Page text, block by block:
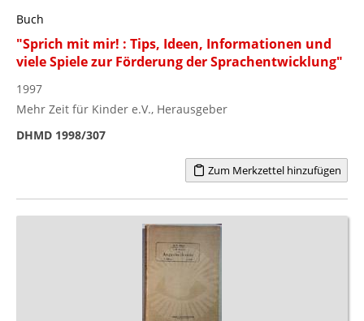
Buch
"Sprich mit mir! : Tips, Ideen, Informationen und
viele Spiele zur Förderung der Sprachentwicklung"
1997
Mehr Zeit für Kinder e.V., Herausgeber
DHMD 1998/307
Zum Merkzettel hinzufügen